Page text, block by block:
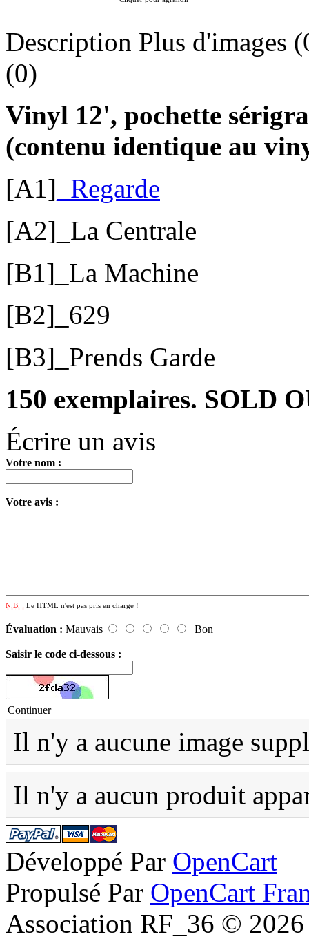
Description Plus d'images
(0)
Vinyl 12', pochette
(contenu identique au
[A1] _Regarde
[A2]_La Centrale
[B1]_La Machine
[B2]_629
[B3]_Prends Garde
150 exemplaires. SOLD
Écrire un avis
Votre nom :
Votre avis :
N.B. : Le HTML n'est pas pris en charge !
Évaluation : Mauvais Bon
Saisir le code ci-dessous :
Continuer
Il n'y a aucune image
Il n'y a aucun produit
Développé Par OpenCart
Propulsé Par OpenCart
Association RF_36 © 2026